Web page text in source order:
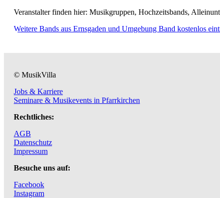
Veranstalter finden hier: Musikgruppen, Hochzeitsbands,
Weitere Bands aus Ernsgaden und Umgebung Band kostenlos
© MusikVilla
Jobs & Karriere
Seminare & Musikevents in Pfarrkirchen
Rechtliches:
AGB
Datenschutz
Impressum
Besuche uns auf:
Facebook
Instagram